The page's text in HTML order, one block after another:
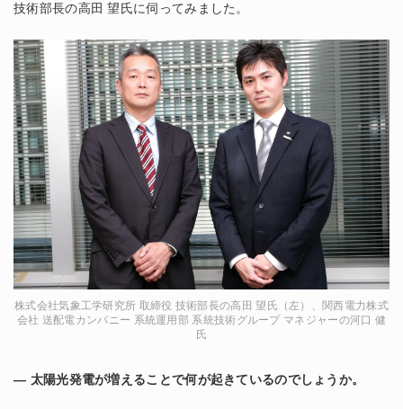
技術部長の高田 望氏に伺ってみました。
株式会社気象工学研究所 取締役 技術部長の高田 望氏（左）、関西電力株式
会社 送配電カンパニー 系統運用部 系統技術グループ マネジャーの河口 健
氏
― 太陽光発電が増えることで何が起きているのでしょうか。